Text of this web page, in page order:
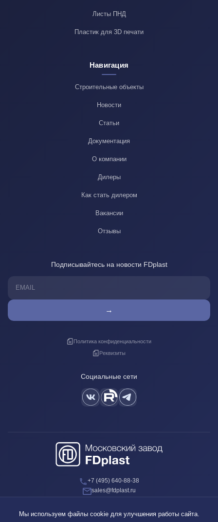
Листы ПНД
Пластик для 3D печати
Навигация
Строительные объекты
Новости
Статьи
Документация
О компании
Дилеры
Как стать дилером
Вакансии
Отзывы
Подписывайтесь на новости FDplast
→
Политика конфиденциальности
Реквизиты
Социальные сети
+7 (495) 640-88-38
sales@fdplast.ru
Мы используем файлы cookie для улучшения работы сайта.